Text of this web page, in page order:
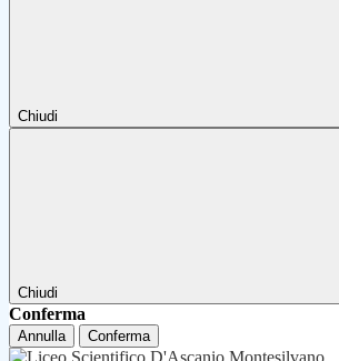
Chiudi
Chiudi
Conferma
Annulla Conferma